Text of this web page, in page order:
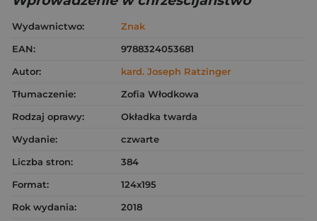
Wydawnictwo:
Znak
EAN:
9788324053681
Autor:
kard. Joseph Ratzinger
Tłumaczenie:
Zofia Włodkowa
Rodzaj oprawy:
Okładka twarda
Wydanie:
czwarte
Liczba stron:
384
Format:
124x195
Rok wydania:
2018